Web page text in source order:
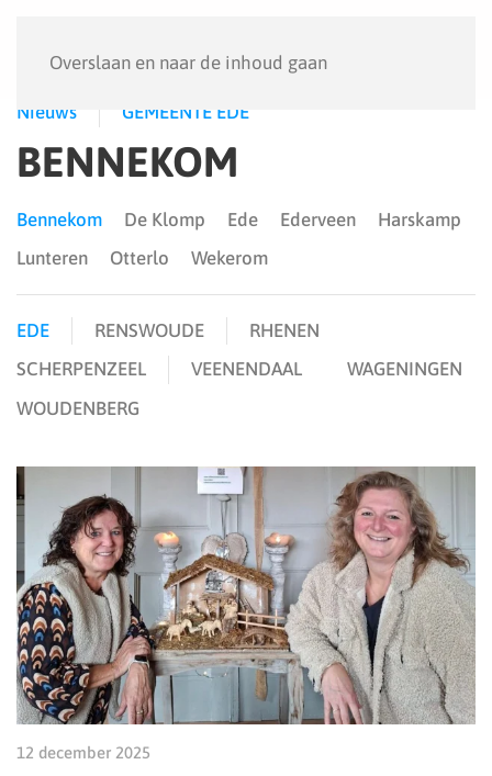
Overslaan en naar de inhoud gaan
Nieuws GEMEENTE EDE
BENNEKOM
Bennekom De Klomp Ede Ederveen
Harskamp
Lunteren
Otterlo Wekerom
EDE RENSWOUDE
RHENEN
SCHERPENZEEL
VEENENDAAL
WAGENINGEN
WOUDENBERG
12 december 2025